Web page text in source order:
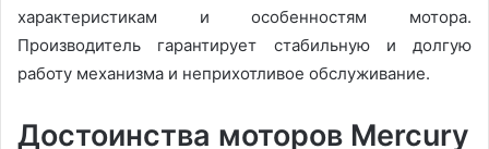
характеристикам и особенностям мотора.
Производитель гарантирует стабильную и долгую
работу механизма и неприхотливое обслуживание.
Достоинства моторов Mercury